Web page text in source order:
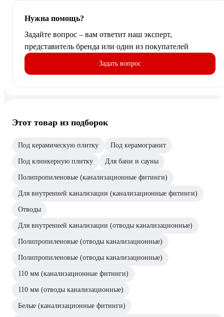
Нужна помощь?
Задайте вопрос – вам ответит наш эксперт,
представитель бренда или один из покупателей
Задать вопрос
Этот товар из подборок
Под керамическую плитку Под керамогранит
Под клинкерную плитку Для бани и сауны
Полипропиленовые (канализационные фитинги)
Для внутренней канализации (канализационные фитинги)
Отводы
Для внутренней канализации (отводы канализационные)
Полипропиленовые (отводы канализационные)
Полипропиленовые (отводы канализационные)
110 мм (канализационные фитинги)
110 мм (отводы канализационные)
Белые (канализационные фитинги)